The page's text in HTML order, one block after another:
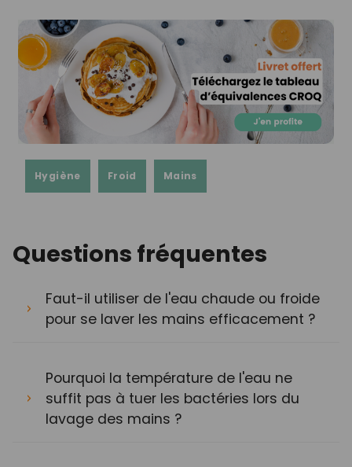
Hygiène Froid Mains
Questions fréquentes
Faut-il utiliser de l'eau chaude ou froide
pour se laver les mains efficacement ?
Pourquoi la température de l'eau ne
suffit pas à tuer les bactéries lors du
lavage des mains ?